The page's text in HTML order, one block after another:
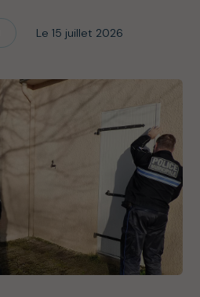
Le 15 juillet 2026